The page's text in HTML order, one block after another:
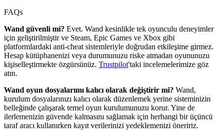
FAQs
Wand güvenli mi? Evet. Wand kesinlikle tek oyunculu deneyimler
için geliştirilmiştir ve Steam, Epic Games ve Xbox gibi
platformlardaki anti-cheat sistemleriyle doğrudan etkileşime girmez.
Hesap kütüphanenizi veya durumunuzu riske atmadan oyununuzu
kişiselleştirmekte özgürsünüz. Trustpilot'taki incelemelerimize göz
atın.
Wand oyun dosyalarımı kalıcı olarak değiştirir mi? Wand,
kurulum dosyalarınızı kalıcı olarak düzenlemek yerine sisteminizin
belleğinde çalışarak temel oyun kurulumunuzu korur. Yine de
ilerlemenizin güvende kalmasını sağlamak için herhangi bir üçüncü
taraf aracı kullanırken kayıt verilerinizi yedeklemenizi öneririz.